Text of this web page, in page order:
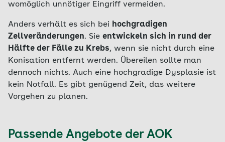
womöglich unnötiger Eingriff vermeiden.
Anders verhält es sich bei hochgradigen
Zellveränderungen. Sie entwickeln sich in rund der
Hälfte der Fälle zu Krebs, wenn sie nicht durch eine
Konisation entfernt werden. Übereilen sollte man
dennoch nichts. Auch eine hochgradige Dysplasie ist
kein Notfall. Es gibt genügend Zeit, das weitere
Vorgehen zu planen.
Passende Angebote der AOK